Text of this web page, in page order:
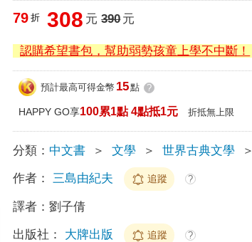
79 折 308 元 390元
認購希望書包，幫助弱勢孩童上學不中斷！
預計最高可得金幣 15點 ?
HAPPY GO享100累1點 4點抵1元 折抵無上限
分類： 中文書 ＞ 文學 ＞ 世界古典文學 ＞
作者： 三島由紀夫 追蹤 ?
譯者：劉子倩
出版社： 大牌出版 追蹤 ?